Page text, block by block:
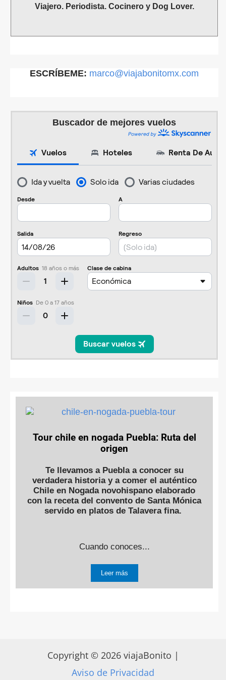
Viajero. Periodista. Cocinero y Dog Lover.
ESCRÍBEME: marco@viajabonitomx.com
Buscador de mejores vuelos
Tour chile en nogada Puebla: Ruta del
origen
Te llevamos a Puebla a conocer su
verdadera historia y a comer el auténtico
Chile en Nogada novohispano elaborado
con la receta del convento de Santa Mónica
servido en platos de Talavera fina.
Cuando conoces...
Leer más
Copyright © 2026 viajaBonito |
Aviso de Privacidad